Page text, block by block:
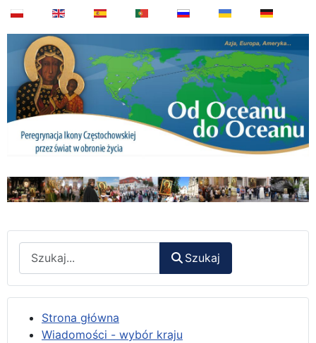
Szukaj
Strona główna
Wiadomości - wybór kraju